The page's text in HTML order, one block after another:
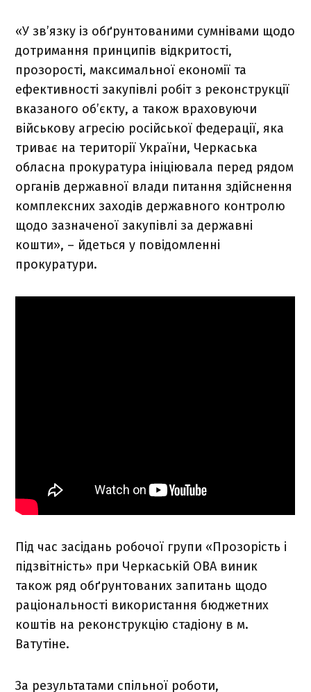
«У зв’язку із обґрунтованими сумнівами щодо
дотримання принципів відкритості,
прозорості, максимальної економії та
ефективності закупівлі робіт з реконструкції
вказаного об’єкту, а також враховуючи
військову агресію російської федерації, яка
триває на території України, Черкаська
обласна прокуратура ініціювала перед рядом
органів державної влади питання здійснення
комплексних заходів державного контролю
щодо зазначеної закупівлі за державні
кошти», – йдеться у повідомленні
прокуратури.
Під час засідань робочої групи «Прозорість і
підзвітність» при Черкаській ОВА виник
також ряд обґрунтованих запитань щодо
раціональності використання бюджетних
коштів на реконструкцію стадіону в м.
Ватутіне.
За результатами спільної роботи,